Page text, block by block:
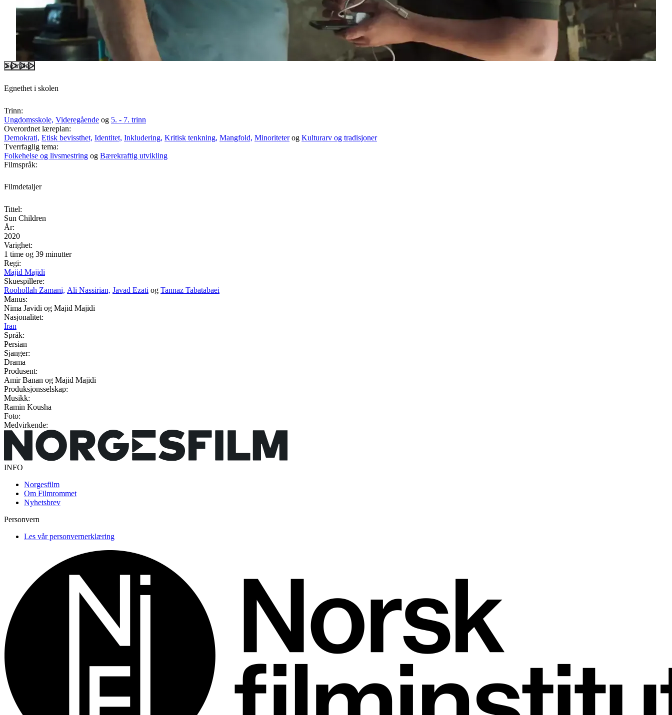
Se trailer
Egnethet i skolen
Trinn:
Ungdomsskole, Videregående og 5. - 7. trinn
Overordnet læreplan:
Demokrati, Etisk bevissthet, Identitet, Inkludering, Kritisk tenkning, Mangfold, Minoriteterog Kulturarv og tradisjoner
Tverrfaglig tema:
Folkehelse og livsmestring og Bærekraftig utvikling
Filmspråk:
Filmdetaljer
Tittel:
Sun Children
År:
2020
Varighet:
1 time og 39 minutter
Regi:
Majid Majidi
Skuespillere:
Roohollah Zamani, Ali Nassirian, Javad Ezati og Tannaz Tabatabaei
Manus:
Nima Javidi og Majid Majidi
Nasjonalitet:
Iran
Språk:
Persian
Sjanger:
Drama
Produsent:
Amir Banan og Majid Majidi
Produksjonsselskap:
Musikk:
Ramin Kousha
Foto:
Medvirkende:
INFO
Norgesfilm
Om Filmrommet
Nyhetsbrev
Personvern
Les vår personvernerklæring